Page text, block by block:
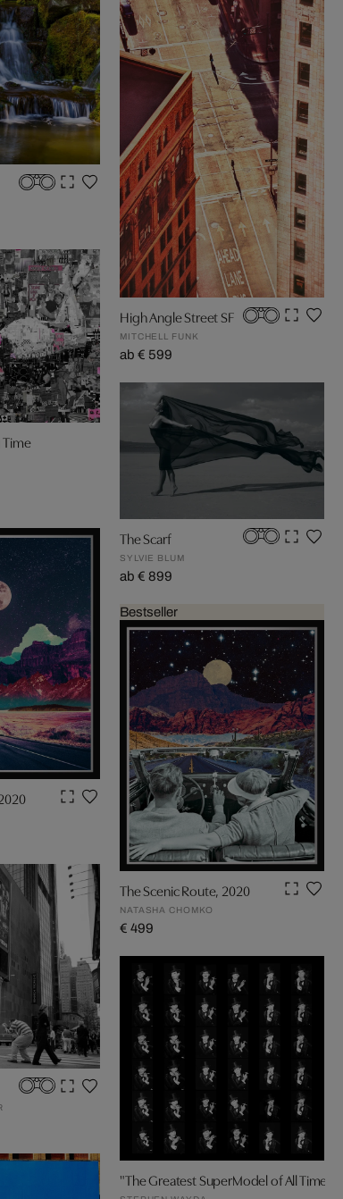
Time
High Angle Street SF
MITCHELL FUNK
ab € 599
The Scarf
SYLVIE BLUM
ab € 899
Bestseller
The Scenic Route, 2020
NATASHA CHOMKO
€ 499
"The Greatest SuperModel of All Time"